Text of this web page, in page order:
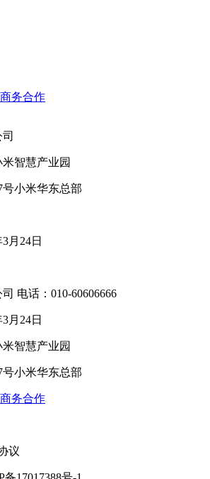
商务合作
智慧产业园
小米华东总部
月24日
电话：010-60606666
月24日
智慧产业园
小米华东总部
商务合作
议